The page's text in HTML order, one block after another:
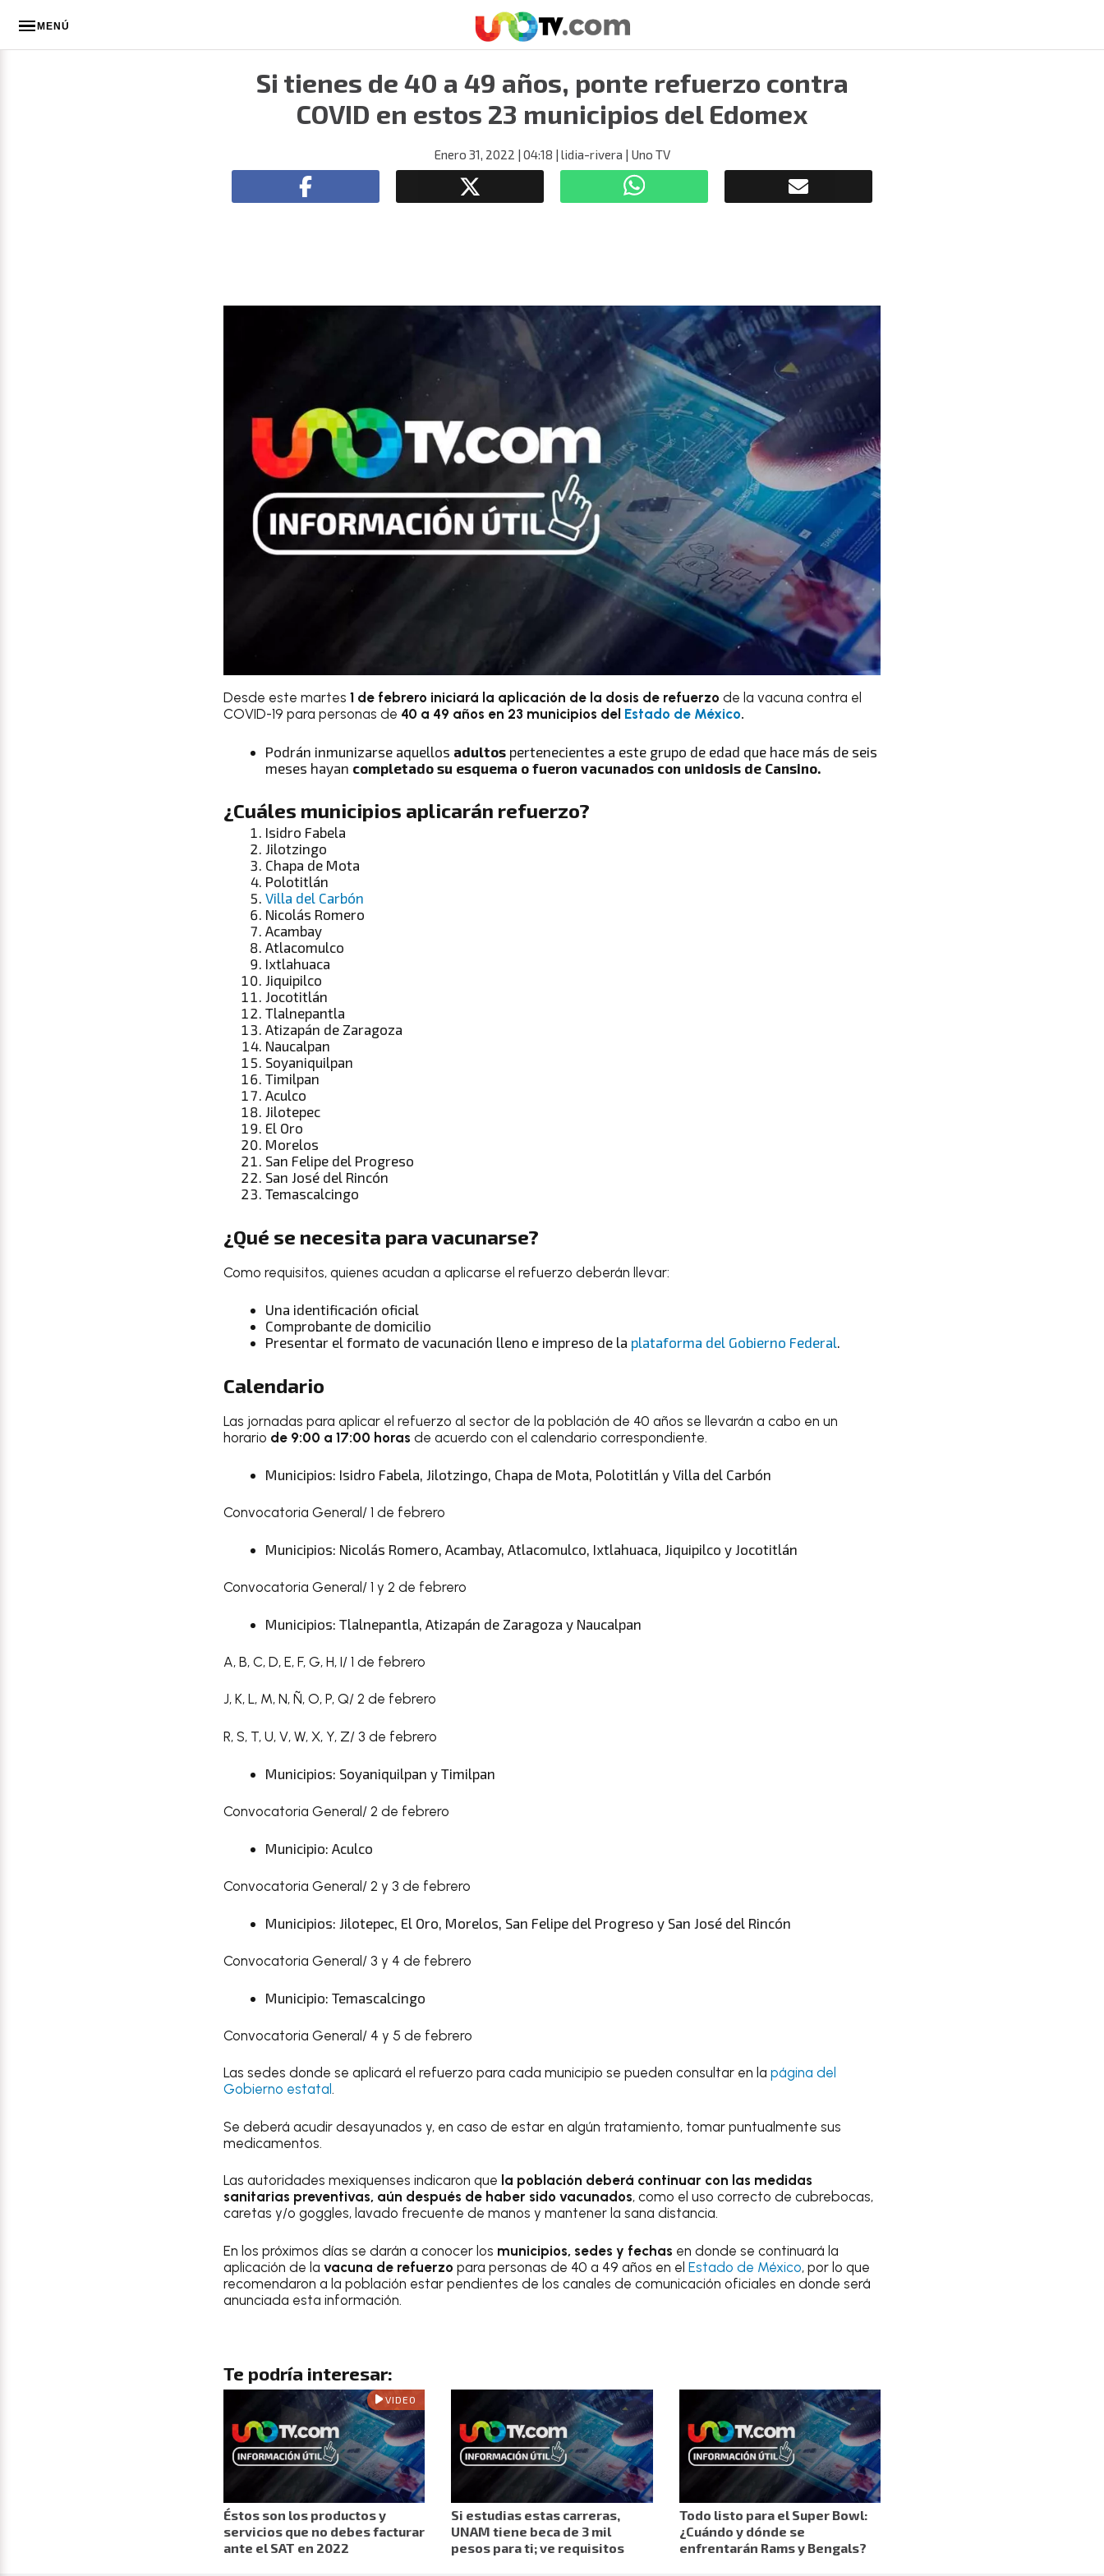
MENÚ
Si tienes de 40 a 49 años, ponte refuerzo contra
COVID en estos 23 municipios del Edomex
Enero 31, 2022 | 04:18 | lidia-rivera | Uno TV
Desde este martes 1 de febrero iniciará la aplicación de la dosis de refuerzo de la vacuna contra el
COVID-19 para personas de 40 a 49 años en 23 municipios del Estado de México.
Podrán inmunizarse aquellos adultos pertenecientes a este grupo de edad que hace más de seis
meses hayan completado su esquema o fueron vacunados con unidosis de Cansino.
¿Cuáles municipios aplicarán refuerzo?
Isidro Fabela
Jilotzingo
Chapa de Mota
Polotitlán
Villa del Carbón
Nicolás Romero
Acambay
Atlacomulco
Ixtlahuaca
Jiquipilco
Jocotitlán
Tlalnepantla
Atizapán de Zaragoza
Naucalpan
Soyaniquilpan
Timilpan
Aculco
Jilotepec
El Oro
Morelos
San Felipe del Progreso
San José del Rincón
Temascalcingo
¿Qué se necesita para vacunarse?
Como requisitos, quienes acudan a aplicarse el refuerzo deberán llevar:
Una identificación oficial
Comprobante de domicilio
Presentar el formato de vacunación lleno e impreso de la plataforma del Gobierno Federal.
Calendario
Las jornadas para aplicar el refuerzo al sector de la población de 40 años se llevarán a cabo en un
horario de 9:00 a 17:00 horas de acuerdo con el calendario correspondiente.
Municipios: Isidro Fabela, Jilotzingo, Chapa de Mota, Polotitlán y Villa del Carbón
Convocatoria General/ 1 de febrero
Municipios: Nicolás Romero, Acambay, Atlacomulco, Ixtlahuaca, Jiquipilco y Jocotitlán
Convocatoria General/ 1 y 2 de febrero
Municipios: Tlalnepantla, Atizapán de Zaragoza y Naucalpan
A, B, C, D, E, F, G, H, I/ 1 de febrero
J, K, L, M, N, Ñ, O, P, Q/ 2 de febrero
R, S, T, U, V, W, X, Y, Z/ 3 de febrero
Municipios: Soyaniquilpan y Timilpan
Convocatoria General/ 2 de febrero
Municipio: Aculco
Convocatoria General/ 2 y 3 de febrero
Municipios: Jilotepec, El Oro, Morelos, San Felipe del Progreso y San José del Rincón
Convocatoria General/ 3 y 4 de febrero
Municipio: Temascalcingo
Convocatoria General/ 4 y 5 de febrero
Las sedes donde se aplicará el refuerzo para cada municipio se pueden consultar en la página del
Gobierno estatal .
Se deberá acudir desayunados y, en caso de estar en algún tratamiento, tomar puntualmente sus
medicamentos.
Las autoridades mexiquenses indicaron que la población deberá continuar con las medidas
sanitarias preventivas, aún después de haber sido vacunados, como el uso correcto de cubrebocas,
caretas y/o goggles, lavado frecuente de manos y mantener la sana distancia.
En los próximos días se darán a conocer los municipios, sedes y fechas en donde se continuará la
aplicación de la vacuna de refuerzo para personas de 40 a 49 años en el Estado de México, por lo que
recomendaron a la población estar pendientes de los canales de comunicación oficiales en donde será
anunciada esta información.
Te podría interesar:
VIDEO
Éstos son los productos y
servicios que no debes facturar
ante el SAT en 2022
Si estudias estas carreras,
UNAM tiene beca de 3 mil
pesos para ti; ve requisitos
Todo listo para el Super Bowl:
¿Cuándo y dónde se
enfrentarán Rams y Bengals?